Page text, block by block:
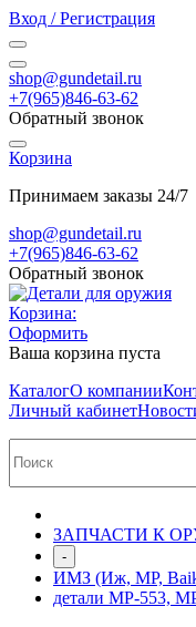
Вход / Регистрация
shop@gundetail.ru
+7(965)846-63-62
Обратный звонок
Корзина
Принимаем заказы 24/7
shop@gundetail.ru
+7(965)846-63-62
Обратный звонок
Корзина:
Оформить
Ваша корзина пуста
КаталогО компании
Личный кабинет
ЗАПЧАСТИ К
-
ИМЗ (Иж, МР,
детали МР-553,